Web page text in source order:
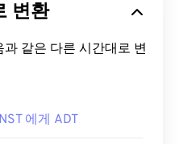
변환
같은 다른 시간대로 변
NST 에게 ADT